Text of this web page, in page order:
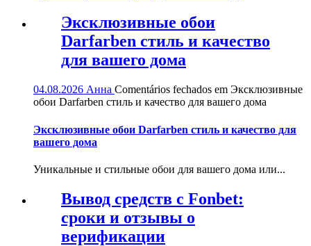
Эксклюзивные обои
Darfarben стиль и качество
для вашего дома
04.08.2026 Анна Comentários fechados em Эксклюзивные
обои Darfarben стиль и качество для вашего дома
Эксклюзивные обои Darfarben стиль и качество для
вашего дома
Уникальные и стильные обои для вашего дома или...
Вывод средств с Fonbet:
сроки и отзывы о
верификации